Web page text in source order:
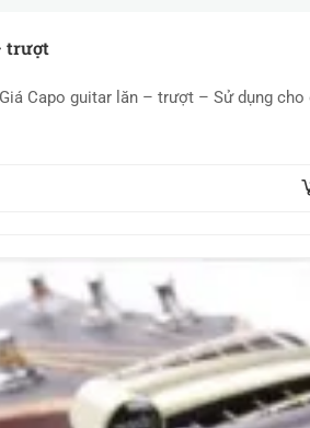
trượt
Capo guitar lăn – trượt – Sử dụng